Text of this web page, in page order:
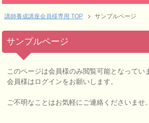
講師養成講座会員様専用 TOP サンプルページ
サンプルページ
このページは会員様のみ閲覧可能となってい
会員様はログインをお願いします。
ご不明なことはお気軽にご連絡くださいませ。